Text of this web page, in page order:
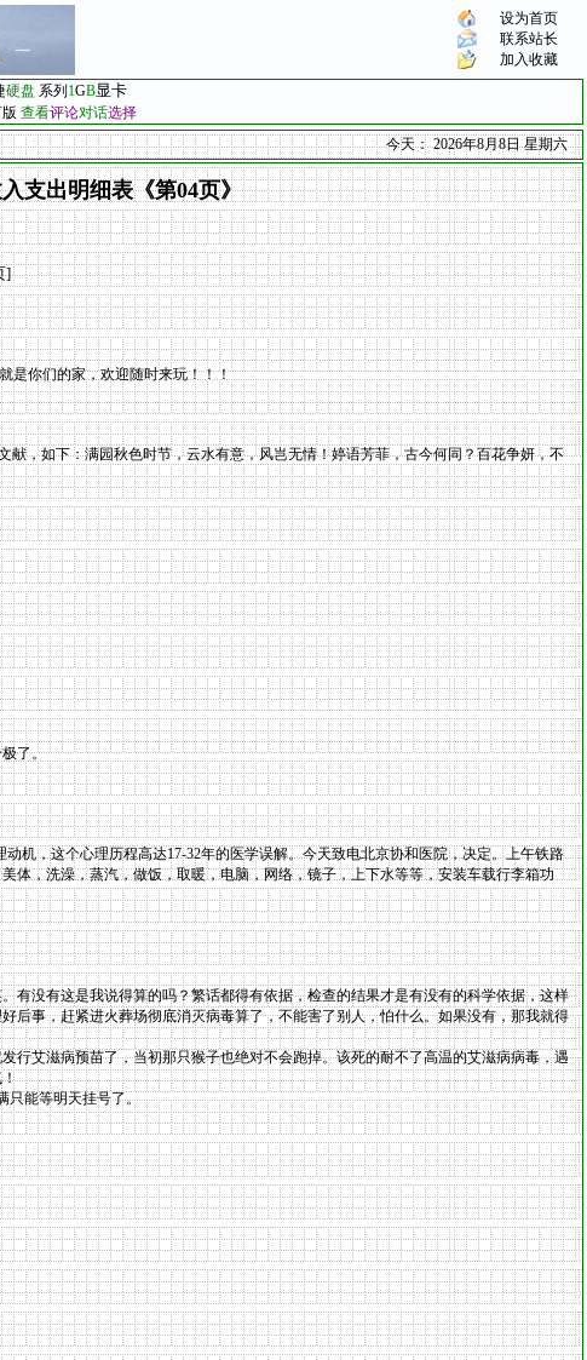
设为首页
联系站长
加入收藏
硬盘 系列 1GB显卡
查看评论对话选择
今天：2026年8月8日 星期六
支出明细表《第04页》
]
是你们的家，欢迎随时来玩！！！
，如下：满园秋色时节，云水有意，风岂无情！婷语芳菲，古今何同？百花争妍，不
了。
机，这个心理历程高达17-32年的医学误解。今天致电北京协和医院，决定。上午铁路
体，洗澡，蒸汽，做饭，取暖，电脑，网络，镜子，上下水等等，安装车载行李箱功
没有这是我说得算的吗？繁话都得有依据，检查的结果才是有没有的科学依据，这样
后事，赶紧进火葬场彻底消灭病毒算了，不能害了别人，怕什么。如果没有，那我就得
行艾滋病预苗了，当初那只猴子也绝对不会跑掉。该死的耐不了高温的艾滋病病毒，遇
只能等明天挂号了。